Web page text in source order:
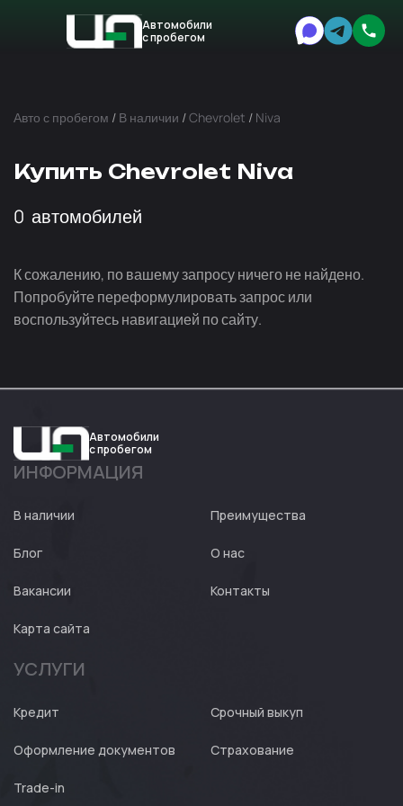
Автомобили
с пробегом
Авто с пробегом / В наличии /Chevrolet / Niva
Купить Chevrolet Niva
0 автомобилей
К сожалению, по вашему запросу ничего не найдено.
Попробуйте переформулировать запрос или
воспользуйтесь навигацией по сайту.
Авто
Автомобили
с пробегом
ИНФОРМАЦИЯ
В наличии Преимущества
Блог О нас
Вакансии Контакты
Карта сайта
УСЛУГИ
Кредит Срочный выкуп
Оформление документов Страхование
Trade-in